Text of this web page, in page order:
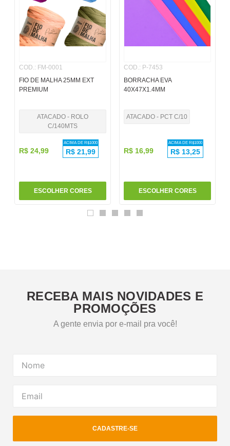
COD.: FM-0001
FIO DE MALHA 25MM EXT
PREMIUM
ATACADO - ROLO
C/140MTS
R$ 24,99
ACIMA DE R$1000
R$ 21,99
ESCOLHER CORES
COD.: P-7453
BORRACHA EVA
40X47X1.4MM
ATACADO - PCT C/10
R$ 16,99
ACIMA DE R$1000
R$ 13,25
ESCOLHER CORES
RECEBA MAIS NOVIDADES E
PROMOÇÕES
A gente envia por e-mail pra você!
CADASTRE-SE
pincel
º papel
º havaianas
10º barbante